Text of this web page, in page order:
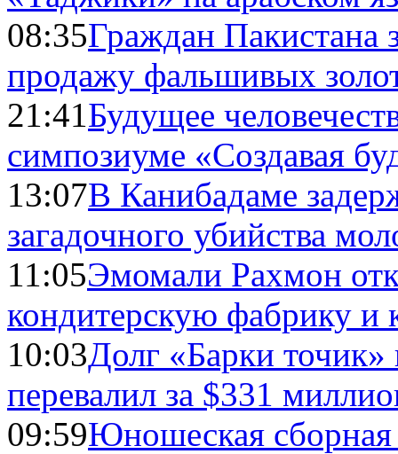
08:35Граждан Пакистана
продажу фальшивых
21:41Будущее
симпозиуме «Создавая
13:07В Канибадаме
загадочного убийства
11:05Эмомали Рахмон
кондитерскую фабрику и
10:03Долг «Барки
перевалил за $331
09:59Юношеская